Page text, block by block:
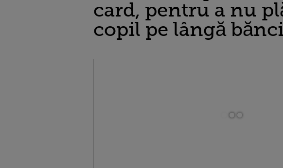
card, pentru a nu
copil pe lângă